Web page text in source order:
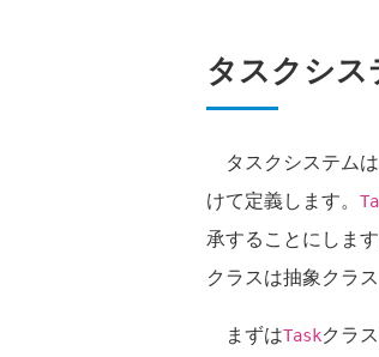
タスクシ
タスクシステム
けて定義します。
承することにしま
クラスは抽象クラス
まずはTaskクラ